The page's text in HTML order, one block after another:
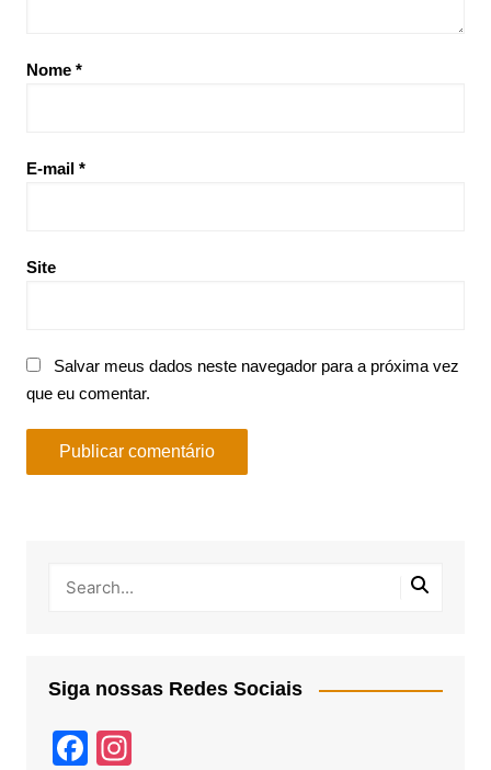
Nome *
E-mail *
Site
Salvar meus dados neste navegador para a próxima vez
que eu comentar.
Siga nossas Redes Sociais
F